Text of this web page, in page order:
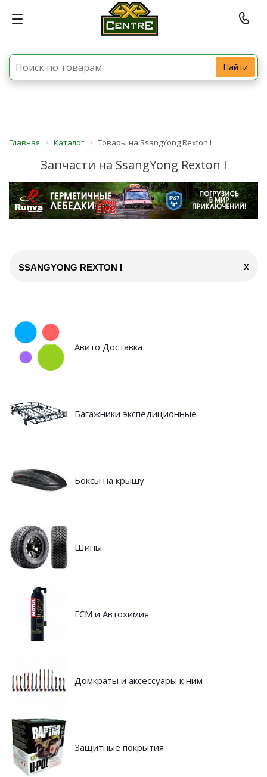
Найти
Главная Каталог Товары на SsangYong Rexton I
Запчасти на SsangYong Rexton I
SSANGYONG REXTON I X
Авито Доставка
Багажники экспедиционные
Боксы на крышу
Шины
ГСМ и Автохимия
Домкраты и аксессуары к ним
Защитные покрытия